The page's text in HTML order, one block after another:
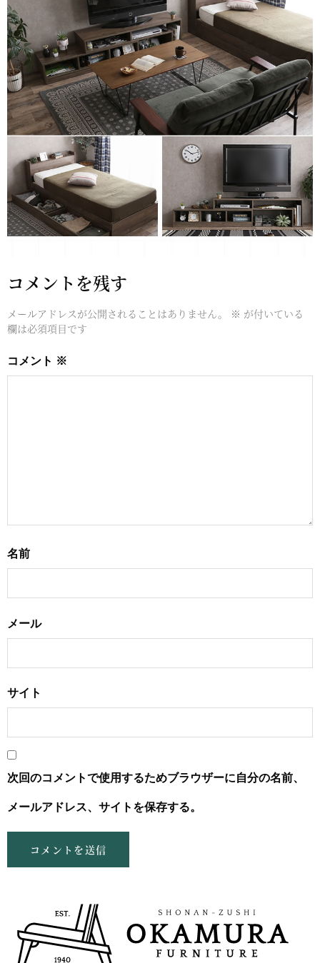
コメントを残す
メールアドレスが公開されることはありません。 ※ が付いている
欄は必須項目です
コメント ※
名前
メール
サイト
次回のコメントで使用するためブラウザーに自分の名前、
メールアドレス、サイトを保存する。